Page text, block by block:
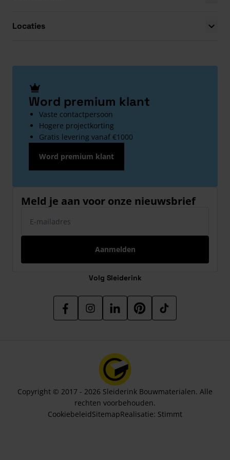
Locaties
Word premium klant
Vaste contactpersoon
Hogere projectkorting
Gratis levering vanaf €1000
Word premium klant
Meld je aan voor onze nieuwsbrief
Aanmelden
Volg Sleiderink
Copyright © 2017 - 2026 Sleiderink Bouwmaterialen. Alle
rechten voorbehouden.
CookiebeleidSitemapRealisatie: Stimmt